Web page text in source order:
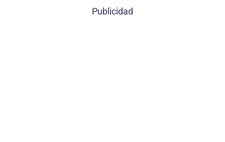
Publicidad